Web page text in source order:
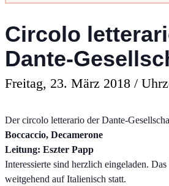
Circolo
Dante-
Freitag, 23. März 2018 /
Der circolo letterario der Dante-
Boccaccio, Decamerone
Leitung: Eszter Papp
Interessierte sind herzlich eingeladen.
weitgehend auf Italienisch statt.